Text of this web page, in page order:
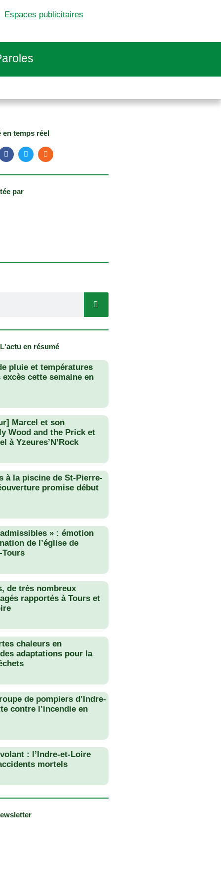
Espaces publicitaires
en temps réel
par
en résumé
pluie et températures
cette semaine en
Marcel et son
Wood and the Prick et
à Yzeures’N’Rock
à la piscine de St-Pierre-
promise début
» : émotion
de l’église de
Tours
de très nombreux
rapportés à Tours et
chaleurs en
adaptations pour la
de pompiers d’Indre-
contre l’incendie en
: l’Indre-et-Loire
mortels